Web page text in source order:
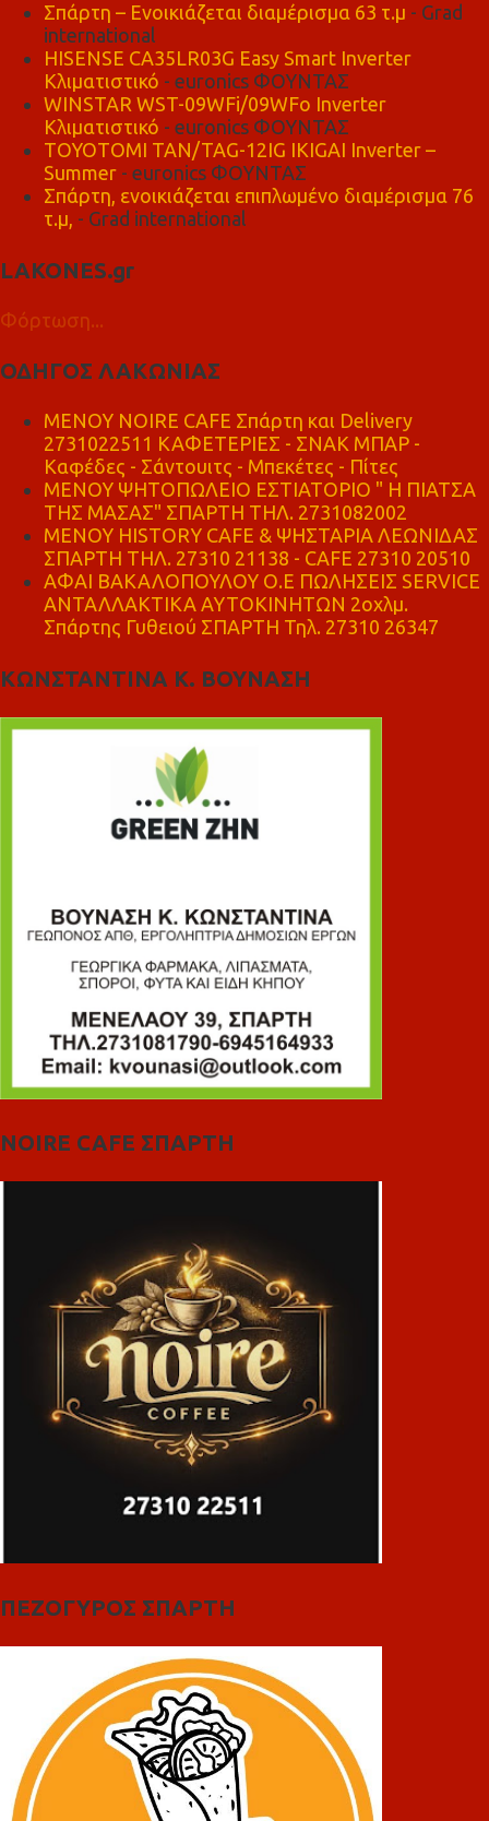
Σπάρτη – Ενοικιάζεται διαμέρισμα 63 τ.μ - Grad
international
HISENSE CA35LR03G Easy Smart Inverter
Κλιματιστικό - euronics ΦΟΥΝΤΑΣ
WINSTAR WST-09WFi/09WFo Inverter
Κλιματιστικό - euronics ΦΟΥΝΤΑΣ
TOYOTOMI TAN/TAG-12IG IKIGAI Inverter –
Summer - euronics ΦΟΥΝΤΑΣ
Σπάρτη, ενοικιάζεται επιπλωμένο διαμέρισμα 76
τ.μ, - Grad international
LAKONES.gr
Φόρτωση...
ΟΔΗΓΟΣ ΛΑΚΩΝΙΑΣ
MENOY NOIRE CAFE Σπάρτη και Delivery
2731022511 ΚΑΦΕΤΕΡΙΕΣ - ΣΝΑΚ ΜΠΑΡ -
Καφέδες - Σάντουιτς - Μπεκέτες - Πίτες
ΜΕΝΟΥ ΨΗΤΟΠΩΛΕΙΟ ΕΣΤΙΑΤΟΡΙΟ " Η ΠΙΑΤΣΑ
ΤΗΣ ΜΑΣΑΣ" ΣΠΑΡΤΗ ΤΗΛ. 2731082002
ΜΕΝΟΥ HISTORY CAFE & ΨΗΣΤΑΡΙΑ ΛΕΩΝΙΔΑΣ
ΣΠΑΡΤΗ ΤΗΛ. 27310 21138 - CAFE 27310 20510
ΑΦΑΙ ΒΑΚΑΛΟΠΟΥΛΟΥ Ο.Ε ΠΩΛΗΣΕΙΣ SERVICE
ΑΝΤΑΛΛΑΚΤΙΚΑ ΑΥΤΟΚΙΝΗΤΩΝ 2οχλμ.
Σπάρτης Γυθειού ΣΠΑΡΤΗ Τηλ. 27310 26347
ΚΩΝΣΤΑΝΤΙΝΑ Κ. ΒΟΥΝΑΣΗ
NOIRE CAFE ΣΠΑΡΤΗ
ΠΕΖΟΓΥΡΟΣ ΣΠΑΡΤΗ